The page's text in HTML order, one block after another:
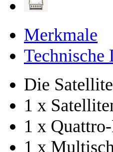
Merkmale
Technische
Die
1 x
1 x
1 x